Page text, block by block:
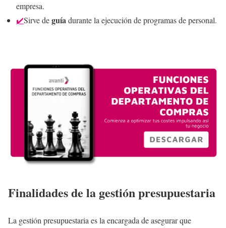
empresa.
✔️Sirve deguíadurante la ejecución de programas de personal.
Finalidades de la gestión presupuestaria
La gestión presupuestaria es la encargada de asegurar que